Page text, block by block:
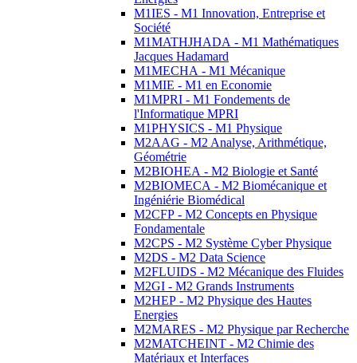
M1IES - M1 Innovation, Entreprise et
Société
M1MATHJHADA - M1 Mathématiques
Jacques Hadamard
M1MECHA - M1 Mécanique
M1MIE - M1 en Economie
M1MPRI - M1 Fondements de
l'Informatique MPRI
M1PHYSICS - M1 Physique
M2AAG - M2 Analyse, Arithmétique,
Géométrie
M2BIOHEA - M2 Biologie et Santé
M2BIOMECA - M2 Biomécanique et
Ingéniérie Biomédical
M2CFP - M2 Concepts en Physique
Fondamentale
M2CPS - M2 Système Cyber Physique
M2DS - M2 Data Science
M2FLUIDS - M2 Mécanique des Fluides
M2GI - M2 Grands Instruments
M2HEP - M2 Physique des Hautes
Energies
M2MARES - M2 Physique par Recherche
M2MATCHEINT - M2 Chimie des
Matériaux et Interfaces